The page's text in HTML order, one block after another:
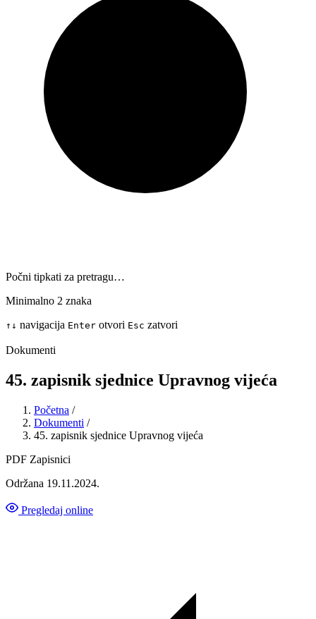
Počni tipkati za pretragu…
Minimalno 2 znaka
↑ ↓ navigacija Enter otvori Esc zatvori
Dokumenti
45. zapisnik sjednice Upravnog vijeća
Početna /
Dokumenti /
45. zapisnik sjednice Upravnog vijeća
PDF Zapisnici
Održana 19.11.2024.
Pregledaj online